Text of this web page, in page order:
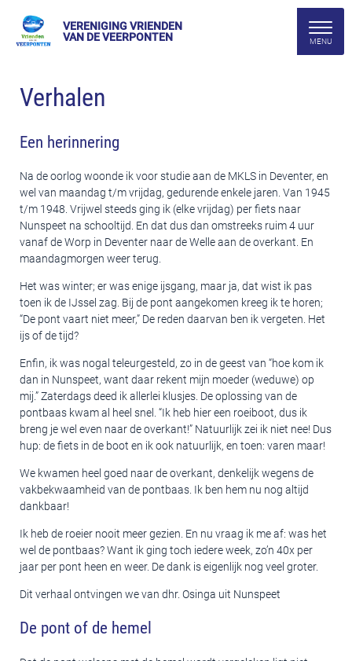
VERENIGING VRIENDEN
VAN DE VEERPONTEN
Verhalen
Een herinnering
Na de oorlog woonde ik voor studie aan de MKLS in Deventer, en
wel van maandag t/m vrijdag, gedurende enkele jaren. Van 1945
t/m 1948. Vrijwel steeds ging ik (elke vrijdag) per fiets naar
Nunspeet na schooltijd. En dat dus dan omstreeks ruim 4 uur
vanaf de Worp in Deventer naar de Welle aan de overkant. En
maandagmorgen weer terug.
Het was winter; er was enige ijsgang, maar ja, dat wist ik pas
toen ik de IJssel zag. Bij de pont aangekomen kreeg ik te horen;
“De pont vaart niet meer,” De reden daarvan ben ik vergeten. Het
ijs of de tijd?
Enfin, ik was nogal teleurgesteld, zo in de geest van “hoe kom ik
dan in Nunspeet, want daar rekent mijn moeder (weduwe) op
mij.” Zaterdags deed ik allerlei klusjes. De oplossing van de
pontbaas kwam al heel snel. “Ik heb hier een roeiboot, dus ik
breng je wel even naar de overkant!” Natuurlijk zei ik niet nee! Dus
hup: de fiets in de boot en ik ook natuurlijk, en toen: varen maar!
We kwamen heel goed naar de overkant, denkelijk wegens de
vakbekwaamheid van de pontbaas. Ik ben hem nu nog altijd
dankbaar!
Ik heb de roeier nooit meer gezien. En nu vraag ik me af: was het
wel de pontbaas? Want ik ging toch iedere week, zo’n 40x per
jaar per pont heen en weer. De dank is eigenlijk nog veel groter.
Dit verhaal ontvingen we van dhr. Osinga uit Nunspeet
De pont of de hemel